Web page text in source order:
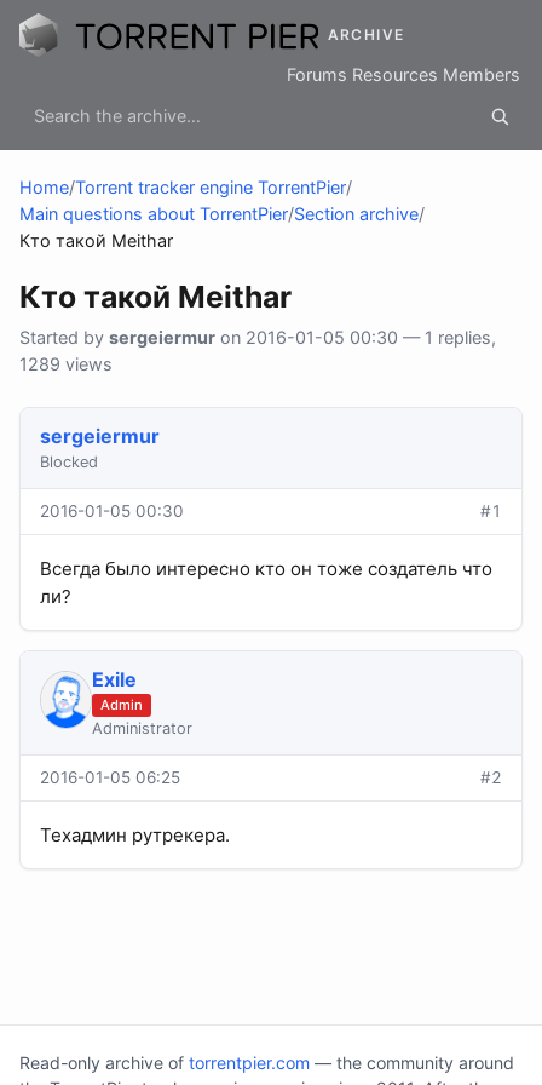
ARCHIVE
Forums Resources Members
Home/Torrent tracker engine TorrentPier/
Main questions about TorrentPier/Section archive/
Кто такой Meithar
Кто такой Meithar
Started by sergeiermur on 2016-01-05 00:30 — 1 replies,
1289 views
sergeiermur
Blocked
2016-01-05 00:30 #1
Всегда было интересно кто он тоже создатель что
ли?
Exile
Admin
Administrator
2016-01-05 06:25 #2
Техадмин рутрекера.
Read-only archive of torrentpier.com — the community around